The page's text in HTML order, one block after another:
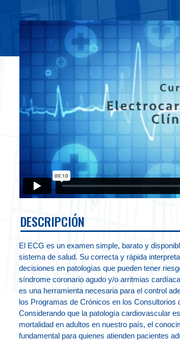
DESCRIPCIÓN
El ECG es un examen simple, barato y
sistema de salud. Su correcta y rápida
decisiones en patologías que pueden tener
síndrome coronario agudo y/o arritmias
es una herramienta necesaria para el control
los Programas de Crónicos en los Consultorios
Considerando que la patología cardiovascular
mortalidad en adultos en nuestro país, el
fundamental para quienes atienden pacientes